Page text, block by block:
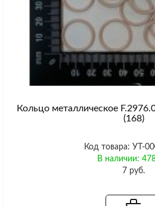
Кольцо металлическое
(168)
Код товара: УТ-
В наличии:
7 руб.